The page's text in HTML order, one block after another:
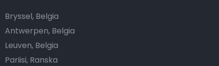
Bryssel, Belgia
Antwerpen, Belgia
Leuven, Belgia
Pariisi, Ranska